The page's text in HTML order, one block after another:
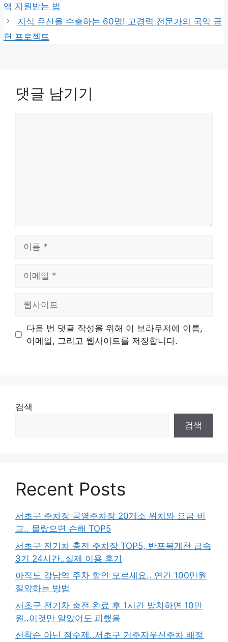
리
액 지원받는 법
지식 유산을 수출하는 60명! 고경력 전문가의 국익 공
헌 프로젝트
댓글 남기기
트
다음 번 댓글 작성을 위해 이 브라우저에 이름,
이메일, 그리고 웹사이트를 저장합니다.
검색
검색
Recent Posts
서초구 주차장 공영주차장 20개소 위치와 요금 비
교.. 몰랐으면 손해 TOP5
서초구 전기차 충전 주차장 TOP5, 반포복개천 급속
3기 24시간..실제 이용 후기
아직도 강남역 주차 할인 모르세요.. 연간 100만원
절약하는 방법
서초구 전기차 충전 완료 후 1시간 방치하면 10만
원..이것만 알았어도 피했을
선착순 아닌 점수제..서초구 거주자우선주차 배정